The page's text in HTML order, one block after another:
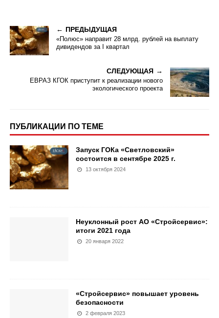
ПРЕДЫДУЩАЯ
«Полюс» направит 28 млрд. рублей на выплату
дивидендов за I квартал
СЛЕДУЮЩАЯ
ЕВРАЗ КГОК приступит к реализации нового
экологического проекта
ПУБЛИКАЦИИ ПО ТЕМЕ
Запуск ГОКа «Светловский»
состоится в сентябре 2025 г.
13 октября 2024
Неуклонный рост АО «Стройсервис»:
итоги 2021 года
20 января 2022
«Стройсервис» повышает уровень
безопасности
2 февраля 2023